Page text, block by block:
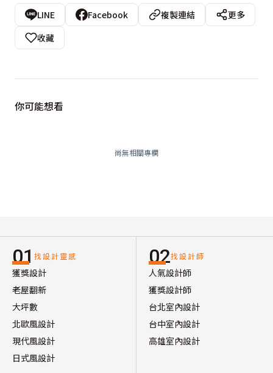
LINE Facebook 複製連結
更多
收藏
你可能想看
尚無相關專欄
01 找設計靈感
獲獎設計
老屋翻新
大坪數
北歐風設計
現代風設計
日式風設計
02找設計師
人氣設計師
獲獎設計師
台北室內設計
台中室內設計
高雄室內設計